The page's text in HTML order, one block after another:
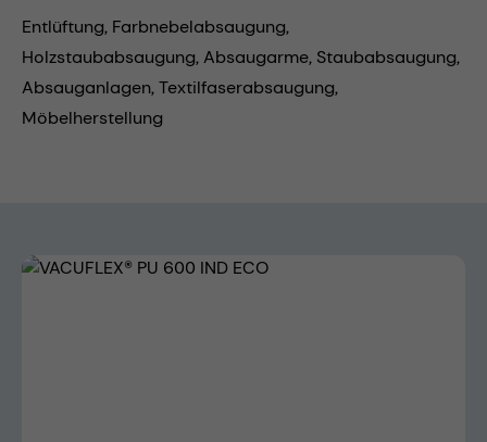
Entlüftung, Farbnebelabsaugung,
Holzstaubabsaugung,Absaugarme, Staubabsaugung,
Absauganlagen,Textilfaserabsaugung,
Möbelherstellung
Bildergalerie überspringen